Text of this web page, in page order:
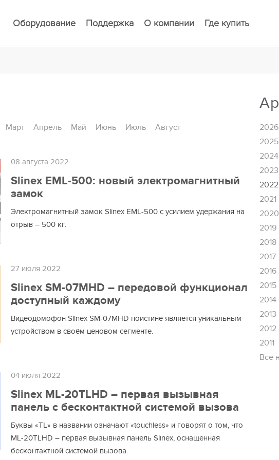
Оборудование Поддержка О компании Где купить
Март Апрель Май Июнь Июль Август
08 августа 2022
Slinex EML-500: новый электромагнитный
замок
Электромагнитный замок Slinex EML-500 с усилием удержания на
отрыв – 500 кг.
27 июля 2022
Slinex SM-07MHD – передовой функционал
доступный каждому
Видеодомофон Slinex SM-07MHD поистине является уникальным
устройством в своём ценовом сегменте.
04 июля 2022
Slinex ML-20TLHD – первая вызывная
панель с бесконтактной системой вызова
Буквы «TL» в названии означают «touchless» и говорят о том, что
ML-20TLHD – первая вызывная панель Slinex, оснащенная
бесконтактной системой вызова.
2026
2025
2024
2023
2022
2021
2020
2019
2018
2017
2016
2015
2014
2013
2012
2011
Все